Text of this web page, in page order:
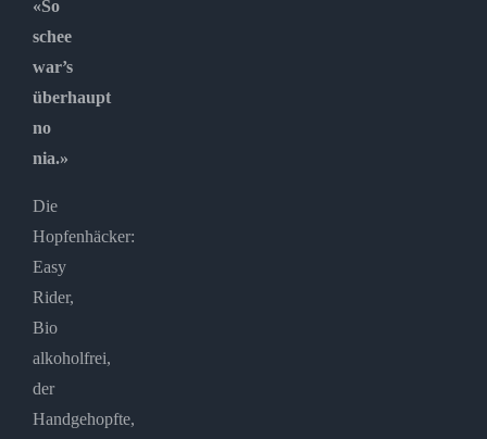
«So
schee
war’s
überhaupt
no
nia.»
Die
Hopfenhäcker:
Easy
Rider,
Bio
alkoholfrei,
der
Handgehopfte,